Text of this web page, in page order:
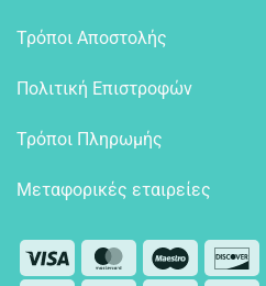
Τρόποι Αποστολής
Πολιτική Επιστροφών
Τρόποι Πληρωμής
Μεταφορικές εταιρείες
Visa MasterCardMaestro